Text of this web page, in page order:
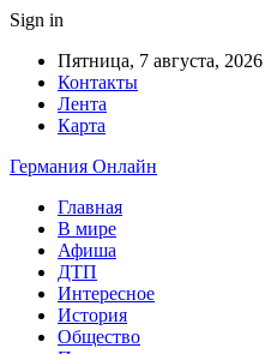
Sign in
Пятница, 7 августа, 2026
Контакты
Лента
Карта
Германия Онлайн
Главная
В мире
Афиша
ДТП
Интересное
История
Общество